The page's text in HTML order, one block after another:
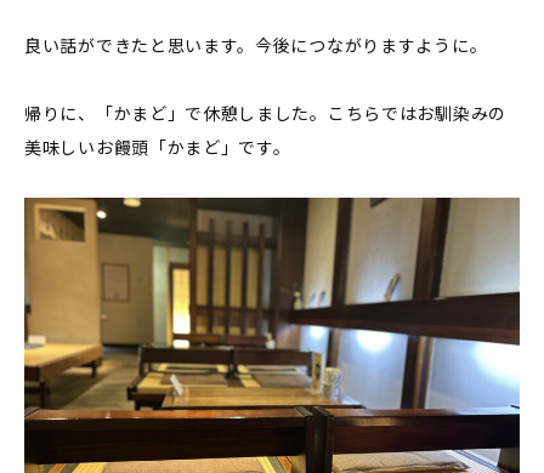
良い話ができたと思います。今後につながりますように。
帰りに、「かまど」で休憩しました。こちらではお馴染みの
美味しいお饅頭「かまど」です。